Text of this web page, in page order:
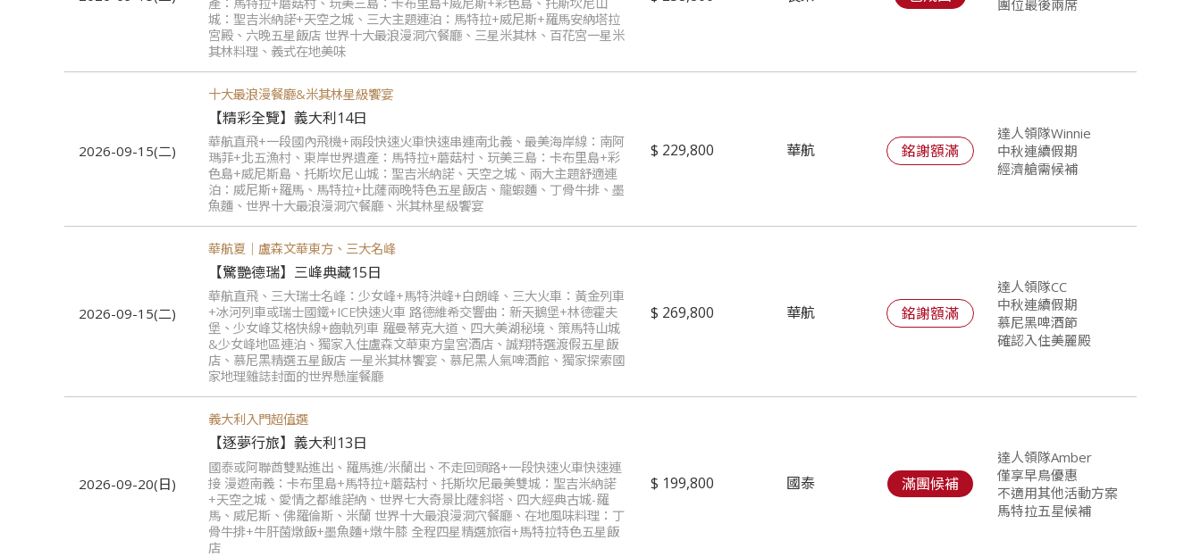
城：聖吉米納諾+天空之城、三大主題連泊：馬特拉+威尼斯+羅馬安納塔拉
宮殿、六晚五星飯店 世界十大最浪漫洞穴餐廳、三星米其林、百花宮一星米
其林料理、義式在地美味
團位最後兩席
2026-09-15(二)
十大最浪漫餐廳&米其林星級饗宴
【精彩全覽】義大利14日
華航直飛+一段國內飛機+兩段快速火車快速串連南北義、最美海岸線：南阿
瑪菲+北五漁村、東岸世界遺產：馬特拉+蘑菇村、玩美三島：卡布里島+彩
色島+威尼斯島、托斯坎尼山城：聖吉米納諾、天空之城、兩大主題舒適連
泊：威尼斯+羅馬、馬特拉+比薩兩晚特色五星飯店、龍蝦麵、丁骨牛排、墨
魚麵、世界十大最浪漫洞穴餐廳、米其林星級饗宴
229,800 華航 銘謝額滿
達人領隊Winnie
中秋連續假期
經濟艙需候補
2026-09-15(二)
華航夏｜盧森文華東方、三大名峰
【驚艷德瑞】三峰典藏15日
華航直飛、三大瑞士名峰：少女峰+馬特洪峰+白朗峰、三大火車：黃金列車
+冰河列車或瑞士國鐵+ICE快速火車 路德維希交響曲：新天鵝堡+林德霍夫
堡、少女峰艾格快線+齒軌列車 羅曼蒂克大道、四大美湖秘境、策馬特山城
&少女峰地區連泊、獨家入住盧森文華東方皇宮酒店、誠翔特選渡假五星飯
店、慕尼黑精選五星飯店 一星米其林饗宴、慕尼黑人氣啤酒館、獨家探索國
家地理雜誌封面的世界懸崖餐廳
269,800 華航 銘謝額滿
達人領隊CC
中秋連續假期
慕尼黑啤酒節
確認入住美麗殿
2026-09-20(日)
義大利入門超值選
【逐夢行旅】義大利13日
國泰或阿聯酋雙點進出、羅馬進/米蘭出、不走回頭路+一段快速火車快速連
接 漫遊南義：卡布里島+馬特拉+蘑菇村、托斯坎尼最美雙城：聖吉米納諾
+天空之城、愛情之都維諾納、世界七大奇景比薩斜塔、四大經典古城-羅
馬、威尼斯、佛羅倫斯、米蘭 世界十大最浪漫洞穴餐廳、在地風味料理：丁
骨牛排+牛肝菌燉飯+墨魚麵+燉牛膝 全程四星精選旅宿+馬特拉特色五星飯
店
199,800 國泰 滿團候補
達人領隊Amber
僅享早鳥優惠
不適用其他活動方案
馬特拉五星候補